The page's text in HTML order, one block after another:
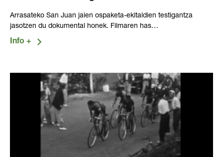
Arrasateko San Juan jaien ospaketa-ekitaldien testigantza
jasotzen du dokumental honek. Filmaren has…